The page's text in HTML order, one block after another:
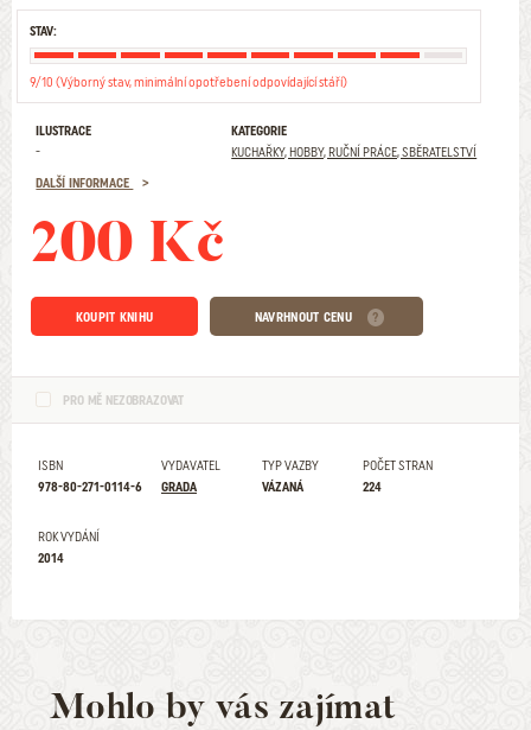
STAV:
9/10 (Výborný stav, minimální opotřebení odpovídající stáří)
ILUSTRACE
-
KATEGORIE
KUCHAŘKY, HOBBY, RUČNÍ PRÁCE, SBĚRATELSTVÍ
DALŠÍ INFORMACE
200 Kč
KOUPIT KNIHU NAVRHNOUT CENU
PRO MĚ NEZOBRAZOVAT
ISBN
978-80-271-0114-6
VYDAVATEL
GRADA
TYP VAZBY
VÁZANÁ
POČET STRAN
224
ROK VYDÁNÍ
2014
Mohlo by vás zajímat